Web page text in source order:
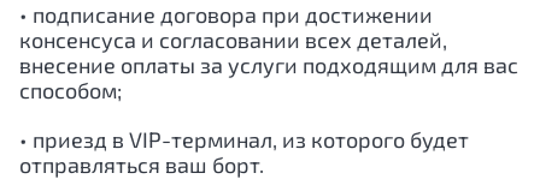
• подписание договора при достижении
консенсуса и согласовании всех деталей,
внесение оплаты за услуги подходящим для вас
способом;
• приезд в VIP-терминал, из которого будет
отправляться ваш борт.